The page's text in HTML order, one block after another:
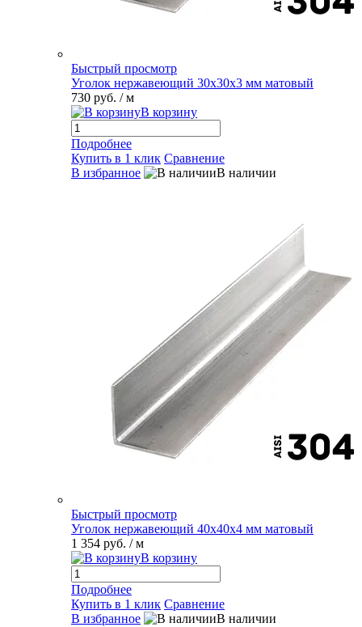
Быстрый просмотр
Уголок нержавеющий 30х30х3 мм матовый
730 руб. / м
В корзину
Подробнее
Купить в 1 клик Сравнение
В избранное
В наличии
Быстрый просмотр
Уголок нержавеющий 40х40х4 мм матовый
1 354 руб. / м
В корзину
Подробнее
Купить в 1 клик Сравнение
В избранное
В наличии